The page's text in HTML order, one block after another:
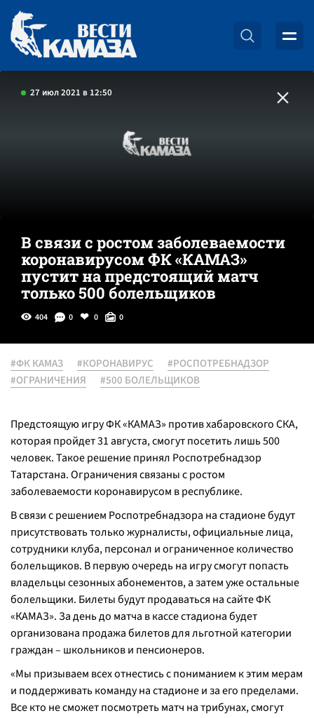
27 июл 2021 в 12:50
В связи с ростом заболеваемости
коронавирусом ФК «КАМАЗ»
пустит на предстоящий матч
только 500 болельщиков
404 0 0 0
#ФК КАМАЗ #КОРОНАВИРУС
#РОСПОТРЕБНАДЗОР
#ОГРАНИЧЕНИЯ
#500 БОЛЕЛЬЩИКОВ
Предстоящую игру ФК «КАМАЗ» против хабаровского СКА,
которая пройдет 31 августа, смогут посетить лишь 500
человек. Такое решение принял Роспотребнадзор
Татарстана. Ограничения связаны с ростом
заболеваемости коронавирусом в республике.
В связи с решением Роспотребнадзора на стадионе будут
присутствовать только журналисты, официальные лица,
сотрудники клуба, персонал и ограниченное количество
болельщиков. В первую очередь на игру смогут попасть
владельцы сезонных абонементов, а затем уже остальные
болельщики. Билеты будут продаваться на сайте ФК
«КАМАЗ». За день до матча в кассе стадиона будет
организована продажа билетов для льготной категории
граждан – школьников и пенсионеров.
«Мы призываем всех отнестись с пониманием к этим мерам
и поддерживать команду на стадионе и за его пределами.
Все кто не сможет посмотреть матч на трибунах, смогут